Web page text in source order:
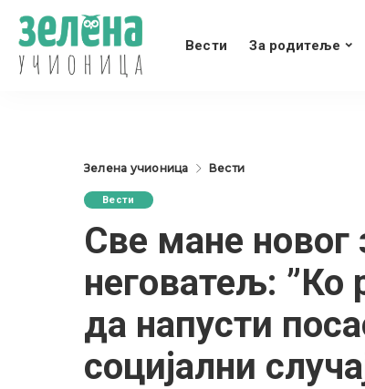
Вести За родитеље
Зелена учионица Вести
Вести
Све мане
неговатељ: ”Ко
да напусти
социјални